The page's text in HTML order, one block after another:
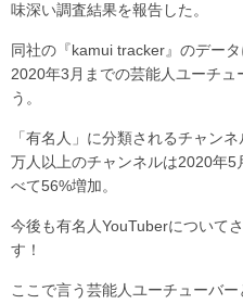
味深い調査結果を報告した。
同社の『kamui tracker』のデー
2020年3月までの芸能人ユーチ
う。
「有名人」に分類されるチャン
万人以上のチャンネルは2020年
べて56%増加。
今後も有名人YouTuberについて
す！
ここで言う芸能人ユーチューバー